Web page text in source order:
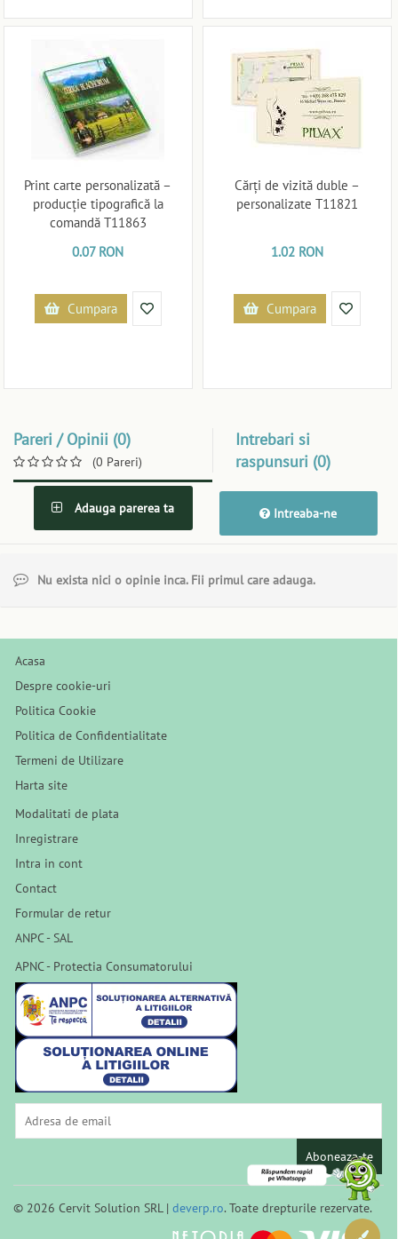
Print carte personalizată –
producție tipografică la
comandă T11863
0.07 RON
Cumpara
Cărți de vizită duble –
personalizate T11821
1.02 RON
Cumpara
Pareri / Opinii (0)
(0 Pareri)
Intrebari si
raspunsuri (0)
Adauga parerea ta Intreaba-ne
Nu exista nici o opinie inca. Fii primul care adauga.
Acasa
Despre cookie-uri
Politica Cookie
Politica de Confidentialitate
Termeni de Utilizare
Harta site
Modalitati de plata
Inregistrare
Intra in cont
Contact
Formular de retur
ANPC - SAL
APNC - Protectia Consumatorului
Aboneaza-te
© 2026 Cervit Solution SRL | deverp.ro. Toate drepturile rezervate.